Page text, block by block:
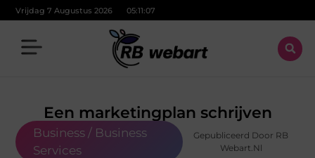
Vrijdag 7 Augustus 2026 05:11:08
Een marketingplan schrijven
Business / Business
Services
Gepubliceerd Door RB
Webart.nl